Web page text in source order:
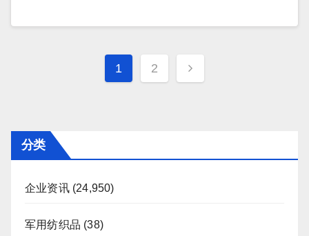
文
章
1 2
分类
企业资讯(24,950)
军用纺织品 (38)